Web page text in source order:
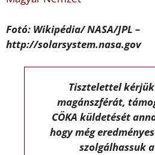
Fotó: Wikipédia/ NASA/JPL –
http://solarsystem.nasa.gov
Tisztelettel
magánszférát,
CÖKA küldetését
hogy még
szolgálhassuk